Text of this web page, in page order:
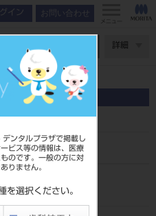
ンタルプラザで掲載し
ビス等の情報は、医療
のです。一般の方に対
りません。
を選択ください。
イン お問い合わせ
メニュー
詳細
8歯 65 S32U
S32U
204350018S32U